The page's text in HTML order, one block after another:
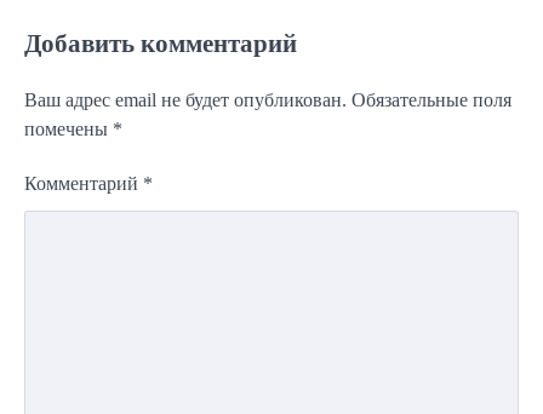
Добавить комментарий
Ваш адрес email не будет опубликован. Обязательные поля
помечены *
Комментарий *